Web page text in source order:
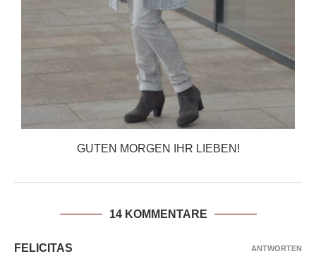
GUTEN MORGEN IHR LIEBEN!
14 KOMMENTARE
FELICITAS ANTWORTEN